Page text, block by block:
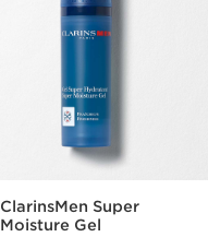
ClarinsMen Super
Moisture Gel